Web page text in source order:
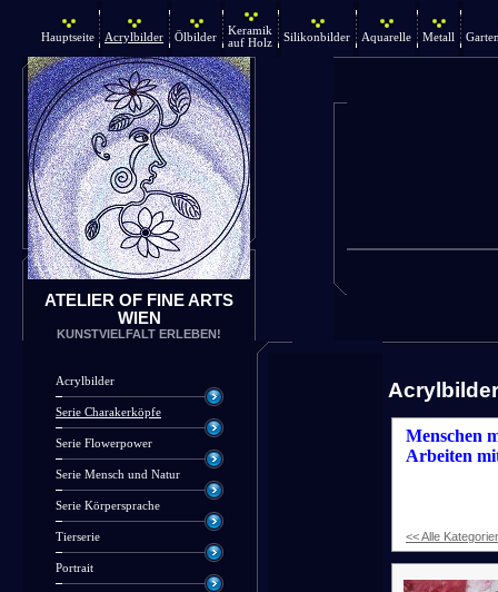
Hauptseite Acrylbilder Ölbilder
Keramik
auf Holz
Silikonbilder Aquarelle Metall
ATELIER OF FINE ARTS
WIEN
KUNSTVIELFALT ERLEBEN!
Acrylbilder
Serie Charakerköpfe
Serie Flowerpower
Serie Mensch und Natur
Serie Körpersprache
Tierserie
Portrait
Acrylbilder
Menschen
Arbeiten
<< Alle